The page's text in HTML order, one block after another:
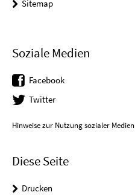
Sitemap
Soziale Medien
Facebook
Twitter
Hinweise zur Nutzung sozialer Medien
Diese Seite
Drucken